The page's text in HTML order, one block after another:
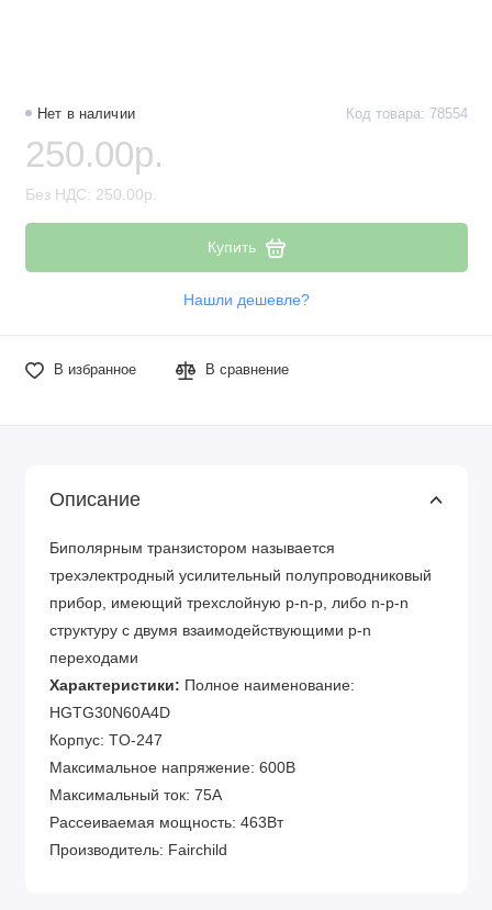
Резисторы
Реле
Стабилизаторы питания
Транзисторы
Нет в наличии Код товара: 78554
250.00р.
Без НДС: 250.00р.
Купить
Нашли дешевле?
В избранное В сравнение
Описание
Биполярным транзистором называется
трехэлектродный усилительный полупроводниковый
прибор, имеющий трехслойную p-n-p, либо n-p-n
структуру с двумя взаимодействующими p-n
переходами
Характеристики: Полное наименование:
HGTG30N60A4D
Корпус: TO-247
Максимальное напряжение: 600В
Максимальный ток: 75А
Рассеиваемая мощность: 463Вт
Производитель: Fairchild